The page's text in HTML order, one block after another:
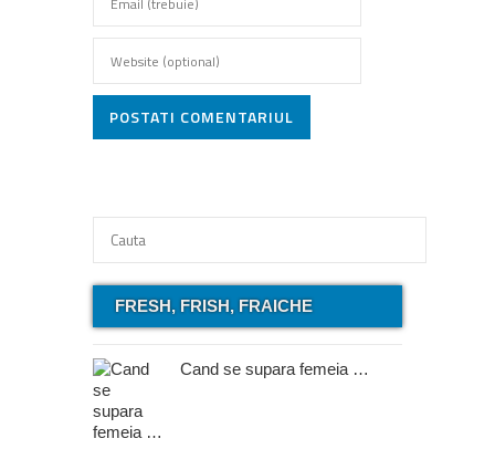
POSTATI COMENTARIUL
FRESH, FRISH, FRAICHE
Cand se supara femeia …